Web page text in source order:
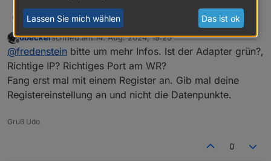
FredensteinHallo
ich bin absolut neu in der IO Broker Welt.
Ich habe den modbus Adapter installiert und auch
die Register erfolgreich importiert.
Leider liefert mir der WR als Ergebnisse nur
Nullen
kann mir jemand helfen?
Offline
ubeckerschrieb am14. Aug. 2024, 19:25
zuletzt editiert von
@fredenstein bitte um mehr Infos. Ist der Adapter grün?,
Richtige IP? Richtiges Port am WR?
Fang erst mal mit einem Register an. Gib mal deine
Registereinstellung an und nicht die Datenpunkte.
Gruß Udo
0
Lassen Sie mich wählen Das ist ok